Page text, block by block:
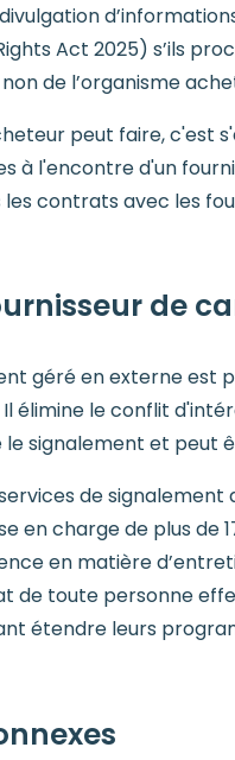
Act 2025) s’ils
de l’organisme
peut faire, c'est
à l'encontre d'un
contrats avec les
de
géré en externe
élimine le conflit
signalement et peut
de
en charge de plus de
en matière
de toute personne
étendre leurs